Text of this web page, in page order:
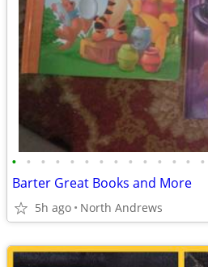
• • • • • • • • • • • • • •
Barter Great Books and More
5h ago North Andrews